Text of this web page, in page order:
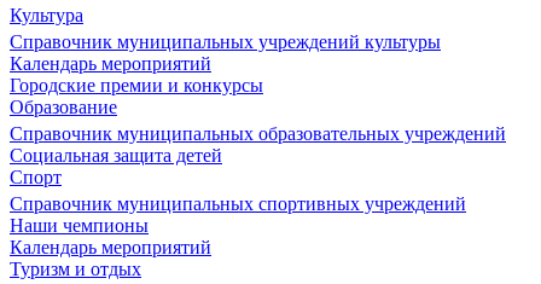
Культура
Справочник муниципальных учреждений культуры
Календарь мероприятий
Городские премии и конкурсы
Образование
Справочник муниципальных образовательных учреждений
Социальная защита детей
Спорт
Справочник муниципальных спортивных учреждений
Наши чемпионы
Календарь мероприятий
Туризм и отдых